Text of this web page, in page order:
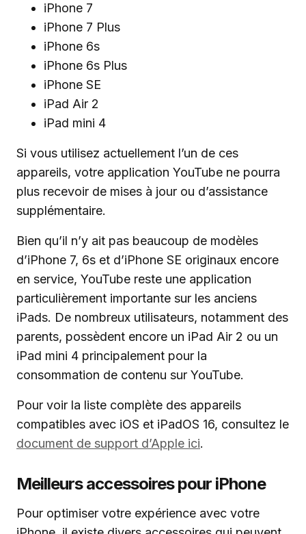
iPhone 7
iPhone 7 Plus
iPhone 6s
iPhone 6s Plus
iPhone SE
iPad Air 2
iPad mini 4
Si vous utilisez actuellement l’un de ces
appareils, votre application YouTube ne pourra
plus recevoir de mises à jour ou d’assistance
supplémentaire.
Bien qu’il n’y ait pas beaucoup de modèles
d’iPhone 7, 6s et d’iPhone SE originaux encore
en service, YouTube reste une application
particulièrement importante sur les anciens
iPads. De nombreux utilisateurs, notamment des
parents, possèdent encore un iPad Air 2 ou un
iPad mini 4 principalement pour la
consommation de contenu sur YouTube.
Pour voir la liste complète des appareils
compatibles avec iOS et iPadOS 16, consultez le
document de support d’Apple ici.
Meilleurs accessoires pour iPhone
Pour optimiser votre expérience avec votre